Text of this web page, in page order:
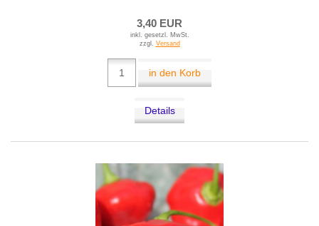
3,40 EUR
inkl. gesetzl. MwSt.
zzgl. Versand
in den Korb
Details